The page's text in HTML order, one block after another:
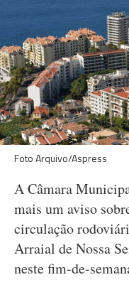
Foto Arquivo/Aspress
A Câmara
mais um aviso
circulação
Arraial de Nossa
neste fim-de-